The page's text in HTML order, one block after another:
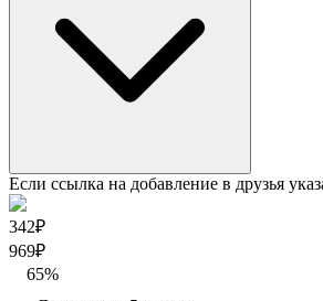
Если ссылка на добавление в друзья
342₽
969₽
65%